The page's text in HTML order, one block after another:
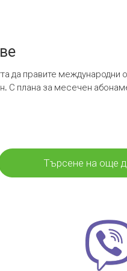
да правите
С плана за месечен
Търсене на още